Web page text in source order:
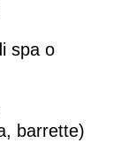
spa o
barrette)